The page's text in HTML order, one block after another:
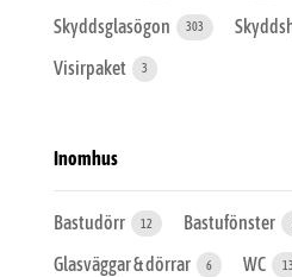
Skyddsglasögon 303
Visirpaket 3
Inomhus
Bastudörr 12 Bastufönster
Glasväggar & dörrar 6 WC